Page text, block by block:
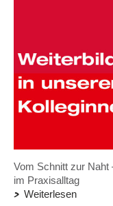
Vom Schnitt zur Naht
im Praxisalltag
Weiterlesen